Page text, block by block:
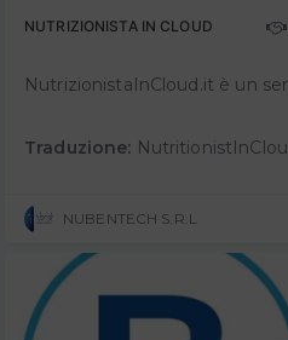
NUTRIZIONISTA IN CLOUD
Traduzione: NutritionistInCloud.en is a personalized, multidisciplinary, online nutrition service that respects your privacy and comes from the experience of our multidisciplinary team of specialists who have been working together for years within…
NUBENTECH S.R.L